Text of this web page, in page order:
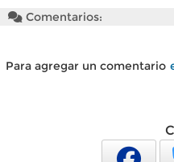
Comentarios:
Para agregar un comentario